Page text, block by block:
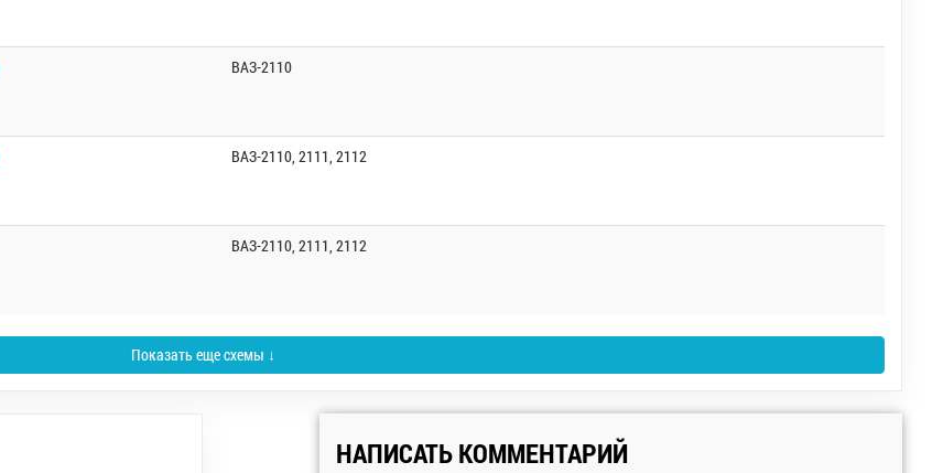
ВАЗ-2110
ВАЗ-2110, 2111, 2112
ВАЗ-2110, 2111, 2112
Показать еще схемы ↓
НАПИСАТЬ КОММЕНТАРИЙ